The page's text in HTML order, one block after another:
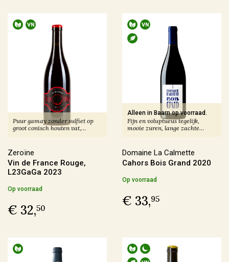
Beaujolais
Bordeaux(1)
Bourgogne
Producent
Anne & Jean-François Ganevat(5)
Azienda Agraria Moretti Omero(2)
Azienda Agricola Casavecchia alla Piazza
Meer
Prijs
Puur gamay zonder sulfiet op
groot conisch houten vat,
Zeroïne
Vin de France Rouge,
L23GaGa 2023
Op voorraad
€ 32,50
Alleen in Baarn op voorraad.
Fijn en voluptueus tegelijk,
mooie zuren, lange zachte
Domaine La Calmette
Cahors Bois Grand 2020
Op voorraad
€ 33,95